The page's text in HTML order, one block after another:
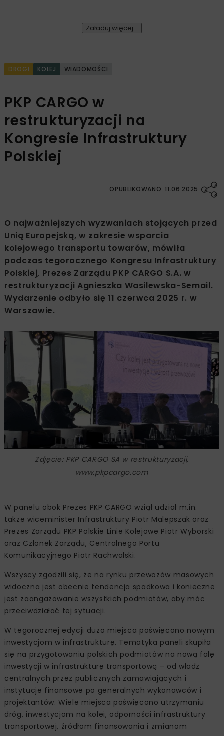
Załaduj więcej...
DROGI KOLEJ WIADOMOŚCI
PKP CARGO w
restrukturyzacji na
Kongresie Infrastruktury
Polskiej
OPUBLIKOWANO: 11.06.2025
O najważniejszych wyzwaniach stojących przed
Unią Europejską, w zakresie wsparcia
kolejowego transportu towarów, mówiła
podczas tegorocznego Kongresu Infrastruktury
Polskiej, Prezes Zarządu PKP CARGO S.A. w
restrukturyzacji Agnieszka Wasilewska-Semail.
Wydarzenie odbyło się 11 czerwca 2025 r. w
Warszawie.
Zdjęcie: PKP CARGO SA w restrukturyzacji,
www.pkpcargo.com
W panelu obok Prezes PKP CARGO wziął udział m.in.
także wiceminister Infrastruktury Piotr Malepszak oraz
Prezes Zarządu PKP Polskie Linie Kolejowe Piotr Wyborski
oraz Członek Zarządu, Centralnego Portu
Komunikacyjnego Piotr Rachwalski.
Wszyscy zgodzili się, że na rynku przewozów masowych
widoczna jest obecnie tendencja spadkowa i konieczne
jest zaangażowanie wszystkich podmiotów, aby móc
przeciwdziałać tej sytuacji.
W tegorocznej edycji dużo miejsca poświęcono nowym
inwestycjom w infrastrukturę. Tematyka paneli skupiła
się na przygotowaniu polskich podmiotów na nową falę
inwestycji w infrastrukturę transportową – od władz
centralnych przez publicznych zamawiających i
instytucje finansowe po generalnych wykonawców i
projektantów. Wiele miejsca poświęcono utrzymaniu
dróg, inwestycjom na kolei, odporności infrastruktury
transportowej, źródłom finansowania i zmianom